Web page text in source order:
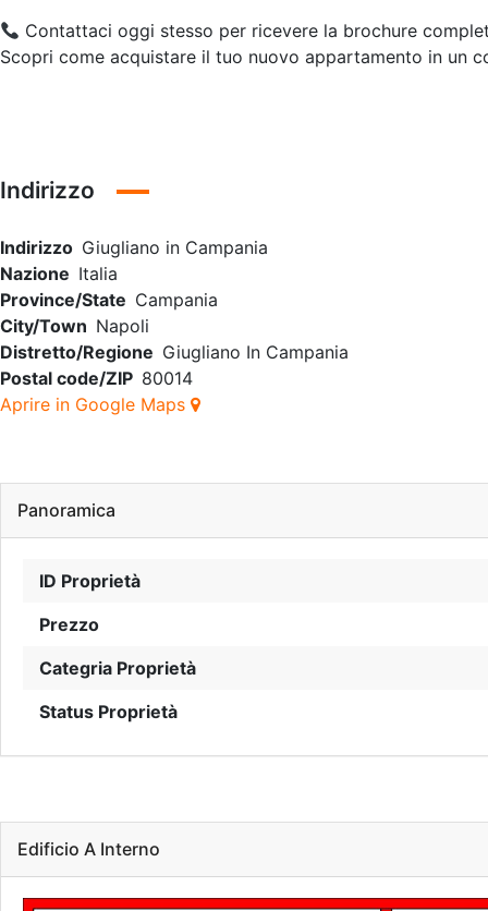
Contattaci oggi stesso per ricevere la brochure
Scopri come acquistare il tuo nuovo appartamento in un
Indirizzo
Indirizzo Giugliano in Campania
Nazione Italia
Province/State Campania
City/Town Napoli
Distretto/Regione Giugliano In Campania
Postal code/ZIP 80014
Aprire in Google Maps
Panoramica
ID Proprietà
Prezzo
Categria Proprietà
Status Proprietà
Edificio A Interno